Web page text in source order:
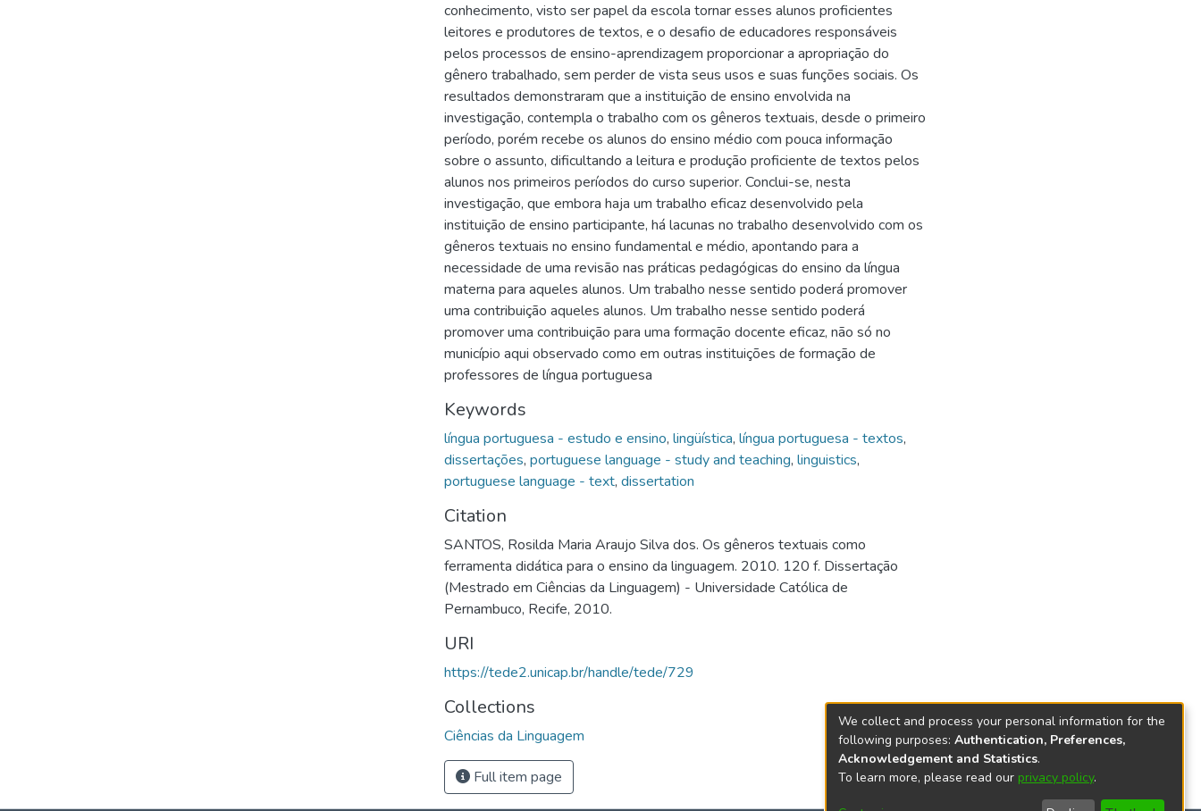
conhecimento, visto ser papel da escola tornar esses alunos proficientes
leitores e produtores de textos, e o desafio de educadores responsáveis
pelos processos de ensino-aprendizagem proporcionar a apropriação do
gênero trabalhado, sem perder de vista seus usos e suas funções sociais. Os
resultados demonstraram que a instituição de ensino envolvida na
investigação, contempla o trabalho com os gêneros textuais, desde o primeiro
período, porém recebe os alunos do ensino médio com pouca informação
sobre o assunto, dificultando a leitura e produção proficiente de textos pelos
alunos nos primeiros períodos do curso superior. Conclui-se, nesta
investigação, que embora haja um trabalho eficaz desenvolvido pela
instituição de ensino participante, há lacunas no trabalho desenvolvido com os
gêneros textuais no ensino fundamental e médio, apontando para a
necessidade de uma revisão nas práticas pedagógicas do ensino da língua
materna para aqueles alunos. Um trabalho nesse sentido poderá promover
uma contribuição aqueles alunos. Um trabalho nesse sentido poderá
promover uma contribuição para uma formação docente eficaz, não só no
município aqui observado como em outras instituições de formação de
professores de língua portuguesa
Keywords
língua portuguesa - estudo e ensino, lingüística, língua portuguesa - textos,
dissertações, portuguese language - study and teaching, linguistics,
portuguese language - text, dissertation
Citation
SANTOS, Rosilda Maria Araujo Silva dos. Os gêneros textuais como
ferramenta didática para o ensino da linguagem. 2010. 120 f. Dissertação
(Mestrado em Ciências da Linguagem) - Universidade Católica de
Pernambuco, Recife, 2010.
URI
https://tede2.unicap.br/handle/tede/729
Collections
Ciências da Linguagem
Full item page
We collect and process your personal information for the
following purposes: Authentication, Preferences,
Acknowledgement and Statistics.
To learn more, please read our privacy policy.